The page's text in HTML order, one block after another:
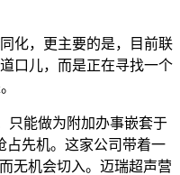
化，更主要的是，目前联
口儿，而是正在寻找一个
只能做为附加办事嵌套于
占先机。这家公司带着一
无机会切入。迈瑞超声营